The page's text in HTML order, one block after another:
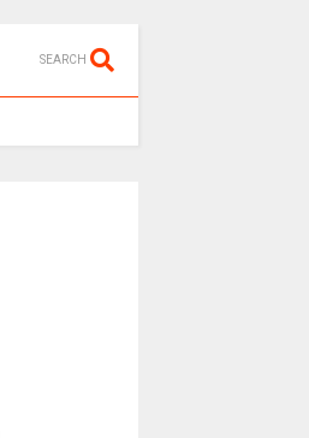
SEARCH